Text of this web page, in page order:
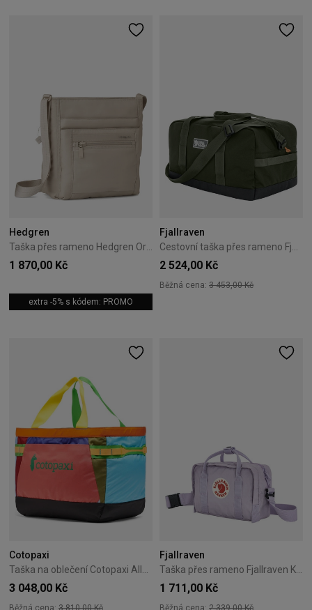
Hedgren
1 870,00 Kč
extra -5% s kódem: PROMO
Fjallraven
2 524,00 Kč
Běžná cena: 3 453,00 Kč
Cotopaxi
3 048,00 Kč
Běžná cena: 3 810,00 Kč
Fjallraven
1 711,00 Kč
Běžná cena: 2 339,00 Kč